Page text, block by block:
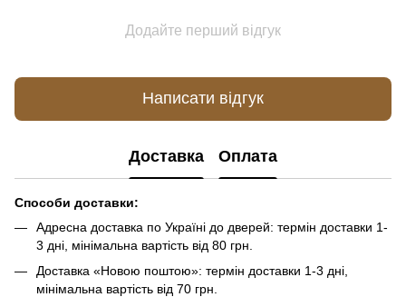
Додайте перший відгук
Написати відгук
Доставка Оплата
Способи доставки:
Адресна доставка по Україні до дверей: термін доставки 1-
3 дні, мінімальна вартість від 80 грн.
Доставка «Новою поштою»: термін доставки 1-3 дні,
мінімальна вартість від 70 грн.